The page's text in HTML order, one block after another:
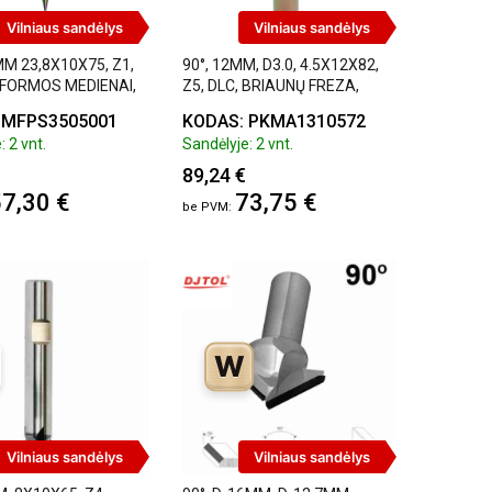
Vilniaus sandėlys
23,8X10X75, Z1,
MEDIENAI,
2 vnt.
€
Vilniaus sandėlys
90°, 12MM, D3.0, 4.5X12X82,
Z5, DLC, BRIAUNŲ FREZA,
KODAS: PKMA1310572
Sandėlyje: 2 vnt.
89,24 €
73,75 €
Vilniaus sandėlys
W
Vilniaus sandėlys